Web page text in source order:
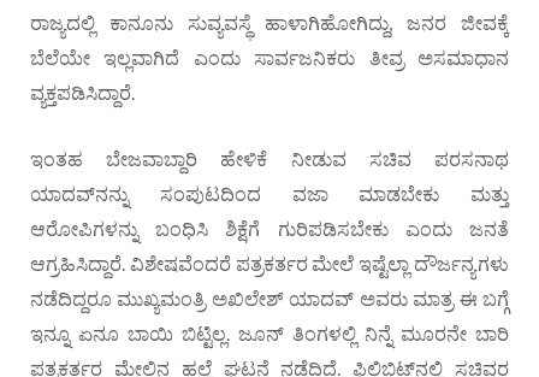
ರಾಜ್ಯದಲ್ಲಿ ಕಾನೂನು ಸುವ್ಯವಸ್ಥೆ ಹಾಳಾಗಿಹೋಗಿದ್ದು, ಜನರ ಜೀವಕ್ಕೆ
ಬೆಲೆಯೇ ಇಲ್ಲವಾಗಿದೆ ಎಂದು ಸಾರ್ವಜನಿಕರು ತೀವ್ರ ಅಸಮಾಧಾನ
ವ್ಯಕ್ತಪಡಿಸಿದ್ದಾರೆ.
ಇಂತಹ ಬೇಜವಾಬ್ದಾರಿ ಹೇಳಿಕೆ ನೀಡುವ ಸಚಿವ ಪರಸನಾಥ
ಯಾದವ್‌ನನ್ನು ಸಂಪುಟದಿಂದ ವಜಾ ಮಾಡಬೇಕು ಮತ್ತು
ಆರೋಪಿಗಳನ್ನು ಬಂಧಿಸಿ ಶಿಕ್ಷೆಗೆ ಗುರಿಪಡಿಸಬೇಕು ಎಂದು ಜನತೆ
ಆಗ್ರಹಿಸಿದ್ದಾರೆ. ವಿಶೇಷವೆಂದರೆ ಪತ್ರಕರ್ತರ ಮೇಲೆ ಇಷ್ಟೆಲ್ಲಾ ದೌರ್ಜನ್ಯಗಳು
ನಡೆದಿದ್ದರೂ ಮುಖ್ಯಮಂತ್ರಿ ಅಖಿಲೇಶ್ ಯಾದವ್ ಅವರು ಮಾತ್ರ ಈ ಬಗ್ಗೆ
ಇನ್ನೂ ಏನೂ ಬಾಯಿ ಬಿಟ್ಟಿಲ್ಲ. ಜೂನ್ ತಿಂಗಳಲ್ಲಿ ನಿನ್ನೆ ಮೂರನೇ ಬಾರಿ
ಪತ್ರಕರ್ತರ ಮೇಲಿನ ಹಲ್ಲೆ ಘಟನೆ ನಡೆದಿದೆ. ಫಿಲಿಬಿಟ್‌ನಲ್ಲಿ ಸಚಿವರ